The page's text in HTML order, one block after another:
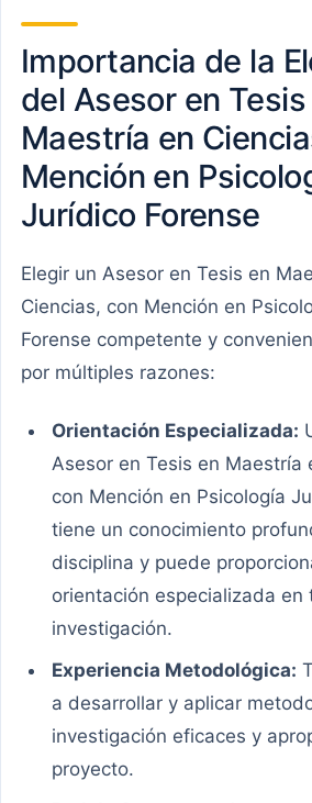
Importancia de la
del Asesor en
Maestría en
Mención en
Jurídico Forense
Elegir un Asesor en Tesis en
Ciencias, con Mención en
Forense competente y
por múltiples razones:
Orientación Especializada:
Asesor en Tesis en Maestría
con Mención en Psicología
tiene un conocimiento
disciplina y puede
orientación especializada en
investigación.
Experiencia Metodológica:
a desarrollar y aplicar
investigación eficaces y
proyecto.